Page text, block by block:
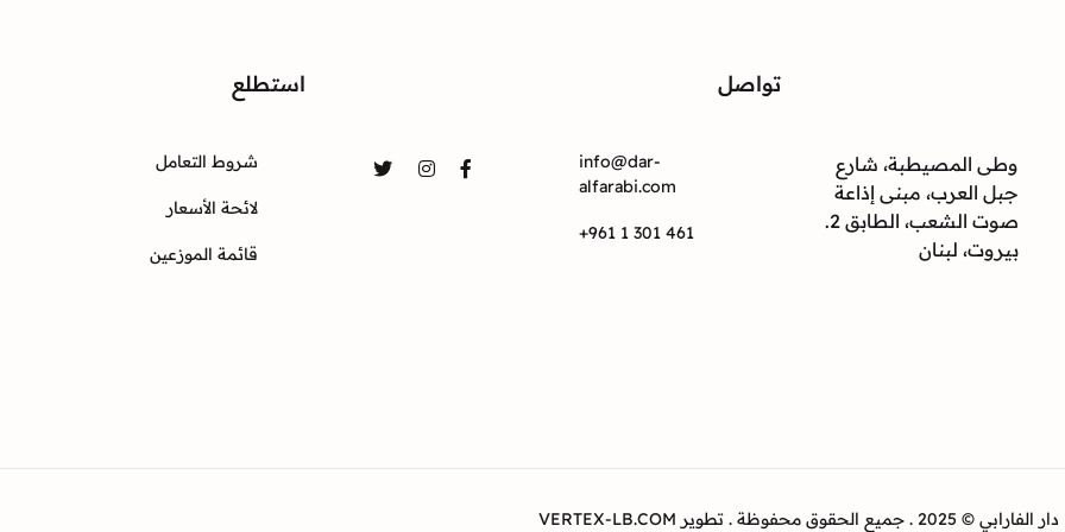
وطى المصيطبة، شارع
جبل العرب، مبنى إذاعة
صوت الشعب، الطابق 2.
بيروت، لبنان
تواصل
info@dar-
alfarabi.com
+961 1 301 461
Facebook
Instagram
Twitter
استطلع
شروط التعامل
لائحة الأسعار
قائمة الموزعين
دار الفارابي © 2025 . جميع الحقوق محفوظة . تطوير VERTEX-LB.COM